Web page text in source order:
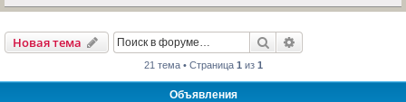
Новая тема Поиск
21 тема • Страница 1 из 1
Объявления